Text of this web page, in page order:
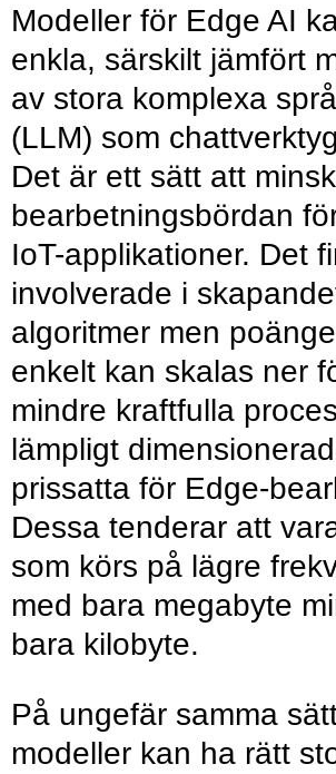
Modeller för Edge AI
enkla, särskilt jämfört
av stora komplexa
(LLM) som
Det är ett sätt att
bearbetningsbördan
IoT-applikationer. Det
involverade i
algoritmer men
enkelt kan skalas ner
mindre kraftfulla
lämpligt
prissatta för Edge-
Dessa tenderar att
som körs på lägre
med bara megabyte
bara kilobyte.
På ungefär samma
modeller kan ha rätt